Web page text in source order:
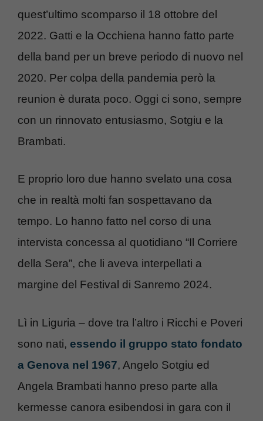
quest’ultimo scomparso il 18 ottobre del
2022. Gatti e la Occhiena hanno fatto parte
della band per un breve periodo di nuovo nel
2020. Per colpa della pandemia però la
reunion è durata poco. Oggi ci sono, sempre
con un rinnovato entusiasmo, Sotgiu e la
Brambati.
E proprio loro due hanno svelato una cosa
che in realtà molti fan sospettavano da
tempo. Lo hanno fatto nel corso di una
intervista concessa al quotidiano “Il Corriere
della Sera”, che li aveva interpellati a
margine del Festival di Sanremo 2024.
Lì in Liguria – dove tra l’altro i Ricchi e Poveri
sono nati, essendo il gruppo stato fondato
a Genova nel 1967, Angelo Sotgiu ed
Angela Brambati hanno preso parte alla
kermesse canora esibendosi in gara con il